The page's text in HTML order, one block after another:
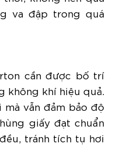
va đập trong quá
cần được bố trí
không khí hiệu quả.
vẫn đảm bảo độ
giấy đạt chuẩn
tránh tích tụ hơi